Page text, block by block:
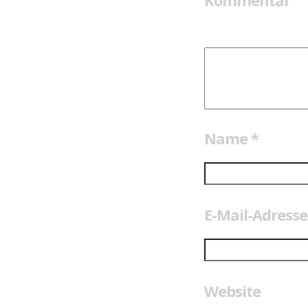
Name *
E-Mail-
Website